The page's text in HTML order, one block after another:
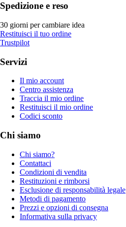
Spedizione e reso
30 giorni per cambiare idea
Restituisci il tuo ordine
Trustpilot
Servizi
Il mio account
Centro assistenza
Traccia il mio ordine
Restituisci il mio ordine
Codici sconto
Chi siamo
Chi siamo?
Contattaci
Condizioni di vendita
Restituzioni e rimborsi
Esclusione di responsabilità legale
Metodi di pagamento
Prezzi e opzioni di consegna
Informativa sulla privacy